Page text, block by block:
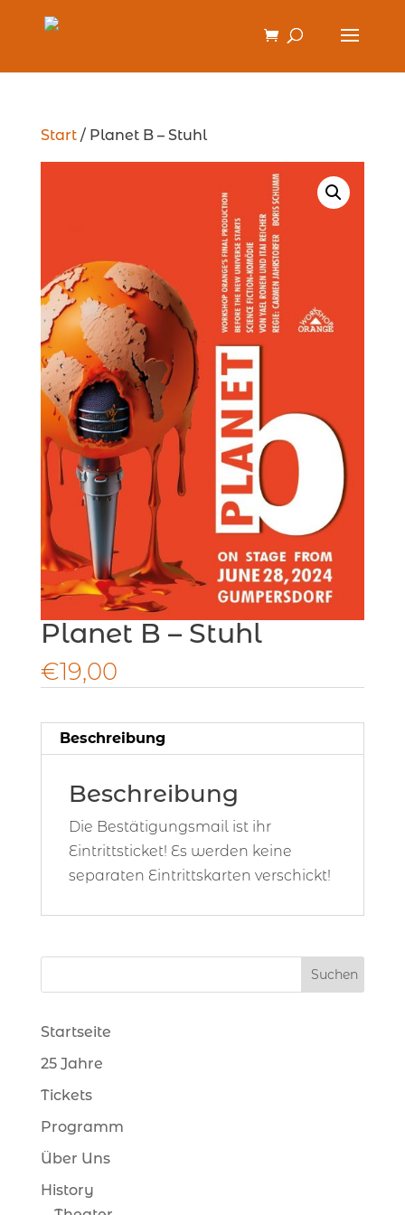
Start/ Planet B – Stuhl
Planet B – Stuhl
€19,00
Beschreibung
Beschreibung
Die Bestätigungsmail ist ihr
Eintrittsticket! Es werden keine
separaten Eintrittskarten verschickt!
Startseite
25 Jahre
Tickets
Programm
Über Uns
History